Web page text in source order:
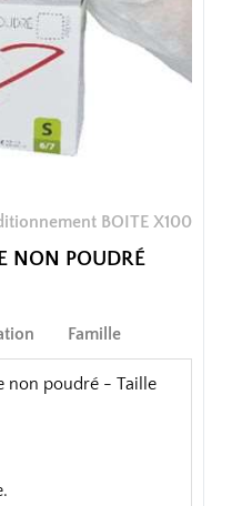
BOITE X100
NON POUDRÉ
non poudré - Taille
Famille